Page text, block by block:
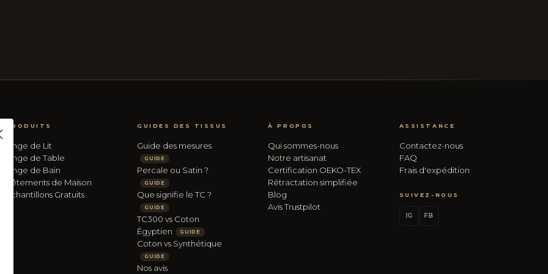
PRODUITS
Linge de Lit
Linge de Table
Linge de Bain
Vêtements de Maison
Échantillons Gratuits
GUIDES DES TISSUS
Guide des mesures
GUIDE
Percale ou Satin ?
GUIDE
Que signifie le TC ?
GUIDE
TC300 vs Coton
Égyptien
GUIDE
Coton vs Synthétique
GUIDE
Nos avis
À PROPOS
Qui sommes-nous
Notre artisanat
Certification OEKO-TEX
Rétractation simplifiée
Blog
Avis Trustpilot
ASSISTANCE
Contactez-nous
FAQ
Frais d'expédition
SUIVEZ-NOUS
IG FB